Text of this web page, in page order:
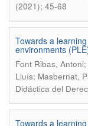
(2021); 45-68
Towards a
environments
Font Ribas,
Lluís; Masbernat,
Didáctica del
Towards a